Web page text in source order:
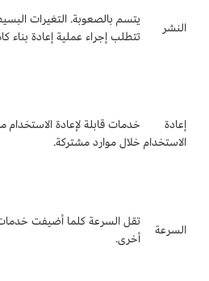
النشر
يتسم بالصعوبة. التغيرات
تتطلب إجراء عملية إعادة بناء
إعادة
الاستخدام
خدمات قابلة لإعادة الاستخدام
خلال موارد مشتركة.
السرعة
تقل السرعة كلما أضيفت
أخرى.